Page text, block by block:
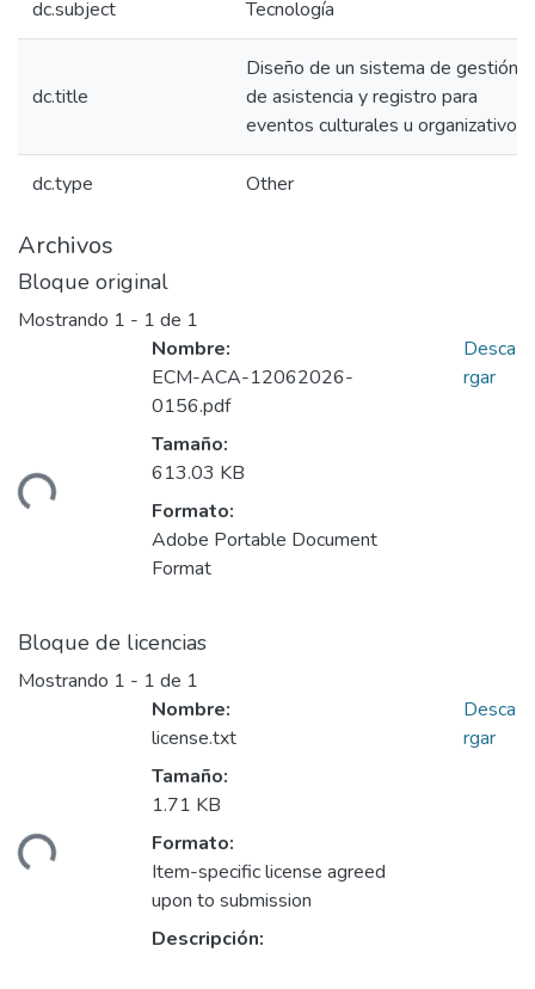
dc.subject Tecnología
dc.title
Diseño de un sistema de gestión
de asistencia y registro para
eventos culturales u organizativos
dc.type Other
Archivos
Bloque original
Mostrando 1 - 1 de 1
Nombre:
ECM-ACA-12062026-
0156.pdf
Tamaño:
613.03 KB
Formato:
Adobe Portable Document
Format
Desca
rgar
Bloque de licencias
Mostrando 1 - 1 de 1
Nombre:
license.txt
Tamaño:
1.71 KB
Formato:
Item-specific license agreed
upon to submission
Descripción:
Desca
rgar